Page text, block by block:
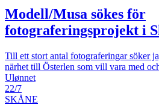
Modell/Musa sökes för
fotograferingsprojekt i
Till ett stort antal fotograferingar söker
närhet till Österlen som vill vara med
Ulønnet
22/7
SKÅNE